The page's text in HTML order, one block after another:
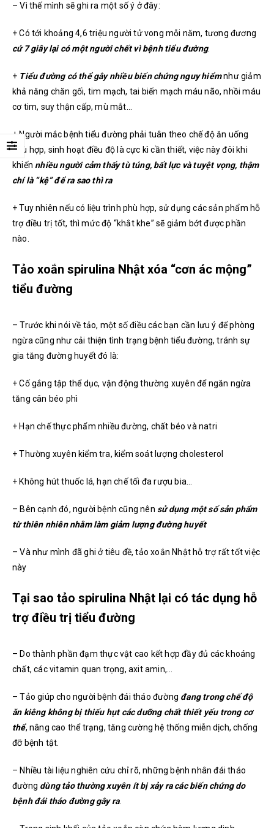
– Vì thế mình sẽ ghi ra một số ý ở đây:
+ Có tới khoảng 4,6 triệu người tử vong mỗi năm, tương đương
cứ 7 giây lại có một người chết vì bệnh tiểu đường.
+ Tiểu đường có thể gây nhiều biến chứng nguy hiểmnhư giảm
khả năng chăn gối, tim mạch, tai biến mạch máu não, nhồi máu
cơ tim, suy thận cấp, mù mắt…
+ Người mắc bệnh tiểu đường phải tuân theo chế độ ăn uống
phù hợp, sinh hoạt điều độ là cực kì cần thiết, việc này đôi khi
khiếnnhiều người cảm thấy tù túng, bất lực và tuyệt vọng, thậm
chí là “kệ” để ra sao thì ra
+ Tuy nhiên nếu có liệu trình phù hợp, sử dụng các sản phẩm hỗ
trợ điều trị tốt, thì mức độ “khắt khe” sẽ giảm bớt được phần
nào.
Tảo xoắn spirulina Nhật xóa “cơn ác mộng”
tiểu đường
– Trước khi nói về tảo, một số điều các bạn cần lưu ý để phòng
ngừa cũng như cải thiện tình trạng bệnh tiểu đường, tránh sự
gia tăng đường huyết đó là:
+ Cố gắng tập thể dục, vận động thường xuyên để ngăn ngừa
tăng cân béo phì
+ Hạn chế thực phẩm nhiều đường, chất béo và natri
+ Thường xuyên kiểm tra, kiểm soát lượng cholesterol
+ Không hút thuốc lá, hạn chế tối đa rượu bia…
– Bên cạnh đó, người bệnh cũng nên sử dụng một số sản phẩm
từ thiên nhiên nhằm làm giảm lượng đường huyết
– Và như mình đã ghi ở tiêu đề, tảo xoắn Nhật hỗ trợ rất tốt việc
này
Tại sao tảo spirulina Nhật lại có tác dụng hỗ
trợ điều trị tiểu đường
– Do thành phần đạm thực vật cao kết hợp đầy đủ các khoáng
chất, các vitamin quan trọng, axit amin,…
– Tảo giúp cho người bệnh đái tháo đường đang trong chế độ
ăn kiêng không bị thiếu hụt các dưỡng chất thiết yếu trong cơ
thể, nâng cao thể trạng, tăng cường hệ thống miễn dịch, chống
đỡ bệnh tật.
– Nhiều tài liệu nghiên cứu chỉ rõ, những bệnh nhân đái tháo
đường dùng tảo thường xuyên ít bị xảy ra các biến chứng do
bệnh đái tháo đường gây ra.